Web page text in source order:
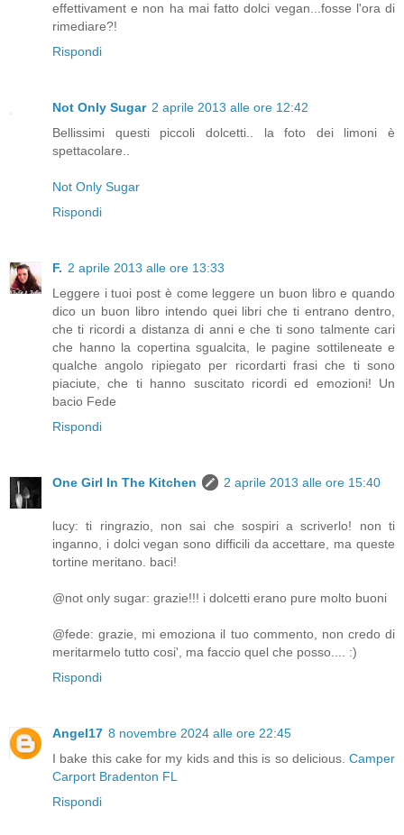
effettivament e non ha mai fatto dolci vegan...fosse l'ora di
rimediare?!
Rispondi
Not Only Sugar 2 aprile 2013 alle ore 12:42
Bellissimi questi piccoli dolcetti.. la foto dei limoni è
spettacolare..
Not Only Sugar
Rispondi
F. 2 aprile 2013 alle ore 13:33
Leggere i tuoi post è come leggere un buon libro e quando
dico un buon libro intendo quei libri che ti entrano dentro,
che ti ricordi a distanza di anni e che ti sono talmente cari
che hanno la copertina sgualcita, le pagine sottileneate e
qualche angolo ripiegato per ricordarti frasi che ti sono
piaciute, che ti hanno suscitato ricordi ed emozioni! Un
bacio Fede
Rispondi
One Girl In The Kitchen 2 aprile 2013 alle ore 15:40
lucy: ti ringrazio, non sai che sospiri a scriverlo! non ti
inganno, i dolci vegan sono difficili da accettare, ma queste
tortine meritano. baci!
@not only sugar: grazie!!! i dolcetti erano pure molto buoni
@fede: grazie, mi emoziona il tuo commento, non credo di
meritarmelo tutto cosi', ma faccio quel che posso.... :)
Rispondi
Angel17 8 novembre 2024 alle ore 22:45
I bake this cake for my kids and this is so delicious. Camper
Carport Bradenton FL
Rispondi